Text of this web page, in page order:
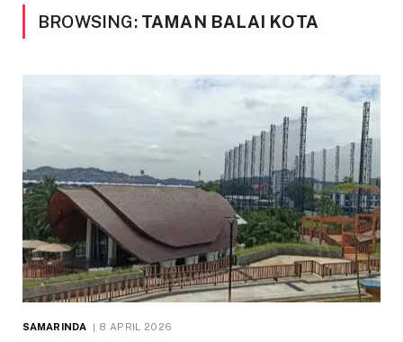
BROWSING: TAMAN BALAI KOTA
SAMARINDA 8 APRIL 2026